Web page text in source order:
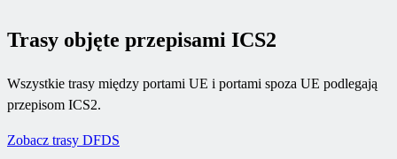
Trasy objęte przepisami ICS2
Wszystkie trasy między portami UE i portami spoza UE podlegają
przepisom ICS2.
Zobacz trasy DFDS